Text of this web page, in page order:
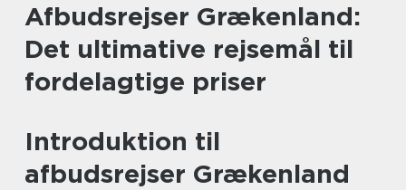
Afbudsrejser Grækenland:
Det ultimative rejsemål til
fordelagtige priser
Introduktion til
afbudsrejser Grækenland